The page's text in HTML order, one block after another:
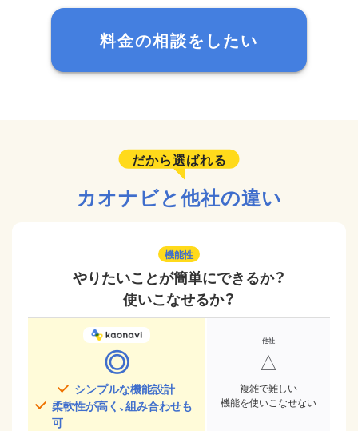
料金の相談をしたい
だから選ばれる
カオナビと他社の違い
機能性
やりたいことが簡単にできるか？
使いこなせるか？
◎
シンプルな機能設計
柔軟性が高く、組み合わせも
可
△
複雑で難しい
機能を使いこなせない